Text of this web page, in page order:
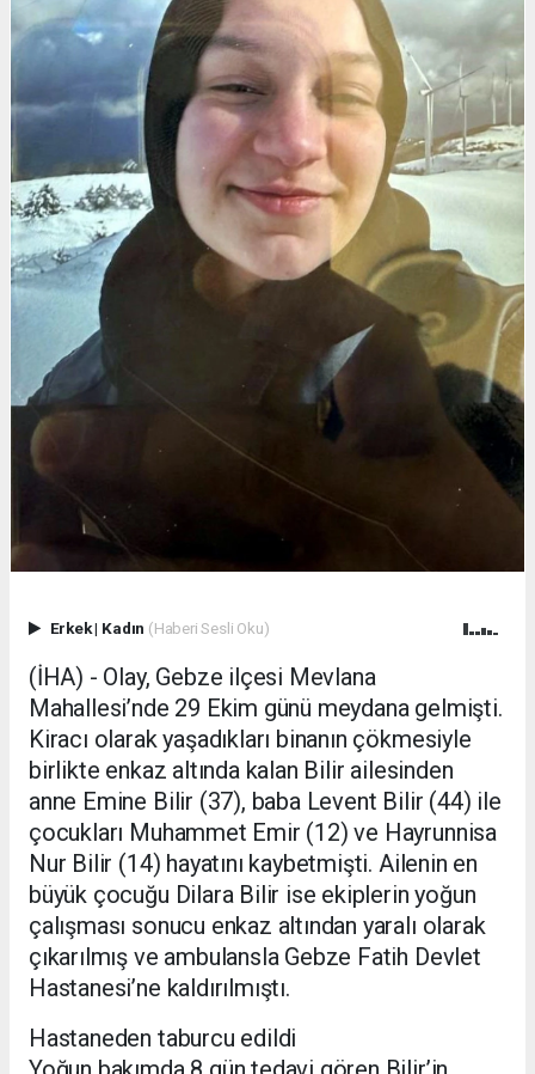
Erkek| Kadın (Haberi Sesli Oku)
(İHA) - Olay, Gebze ilçesi Mevlana
Mahallesi’nde 29 Ekim günü meydana gelmişti.
Kiracı olarak yaşadıkları binanın çökmesiyle
birlikte enkaz altında kalan Bilir ailesinden
anne Emine Bilir (37), baba Levent Bilir (44) ile
çocukları Muhammet Emir (12) ve Hayrunnisa
Nur Bilir (14) hayatını kaybetmişti. Ailenin en
büyük çocuğu Dilara Bilir ise ekiplerin yoğun
çalışması sonucu enkaz altından yaralı olarak
çıkarılmış ve ambulansla Gebze Fatih Devlet
Hastanesi’ne kaldırılmıştı.
Hastaneden taburcu edildi